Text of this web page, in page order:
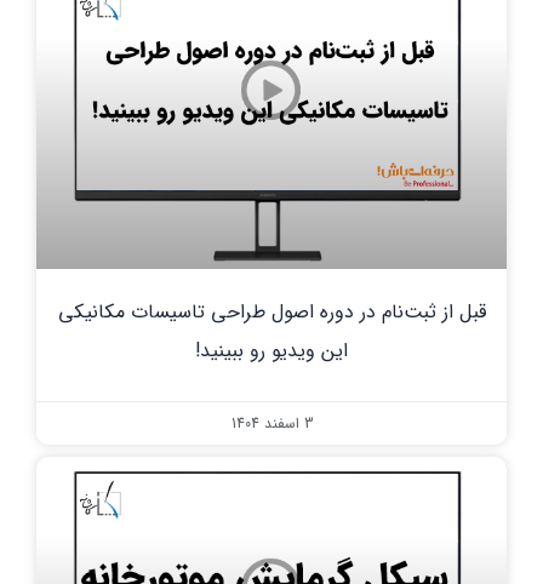
قبل از ثبت‌نام در دوره اصول طراحی تاسیسات مکانیکی
این ویدیو رو ببینید!
3 اسفند 1404